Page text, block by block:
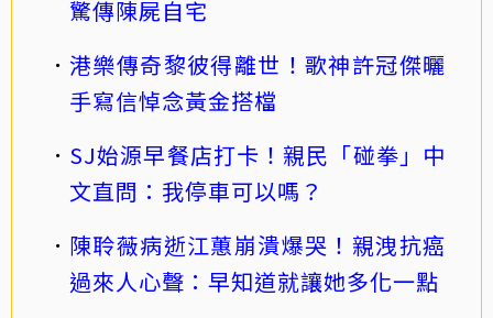
驚傳陳屍自宅
港樂傳奇黎彼得離世！歌神許冠傑曬
手寫信悼念黃金搭檔
SJ始源早餐店打卡！親民「碰拳」中
文直問：我停車可以嗎？
陳聆薇病逝江蕙崩潰爆哭！親洩抗癌
過來人心聲：早知道就讓她多化一點